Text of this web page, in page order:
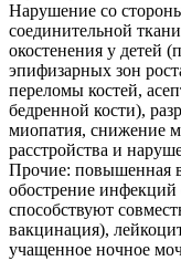
Нарушение со
соединительной
окостенения у детей
эпифизарных зон
переломы костей,
бедренной кости),
миопатия, снижение
расстройства и
Прочие: повышенная
обострение
способствуют
вакцинация),
учащенное ночное